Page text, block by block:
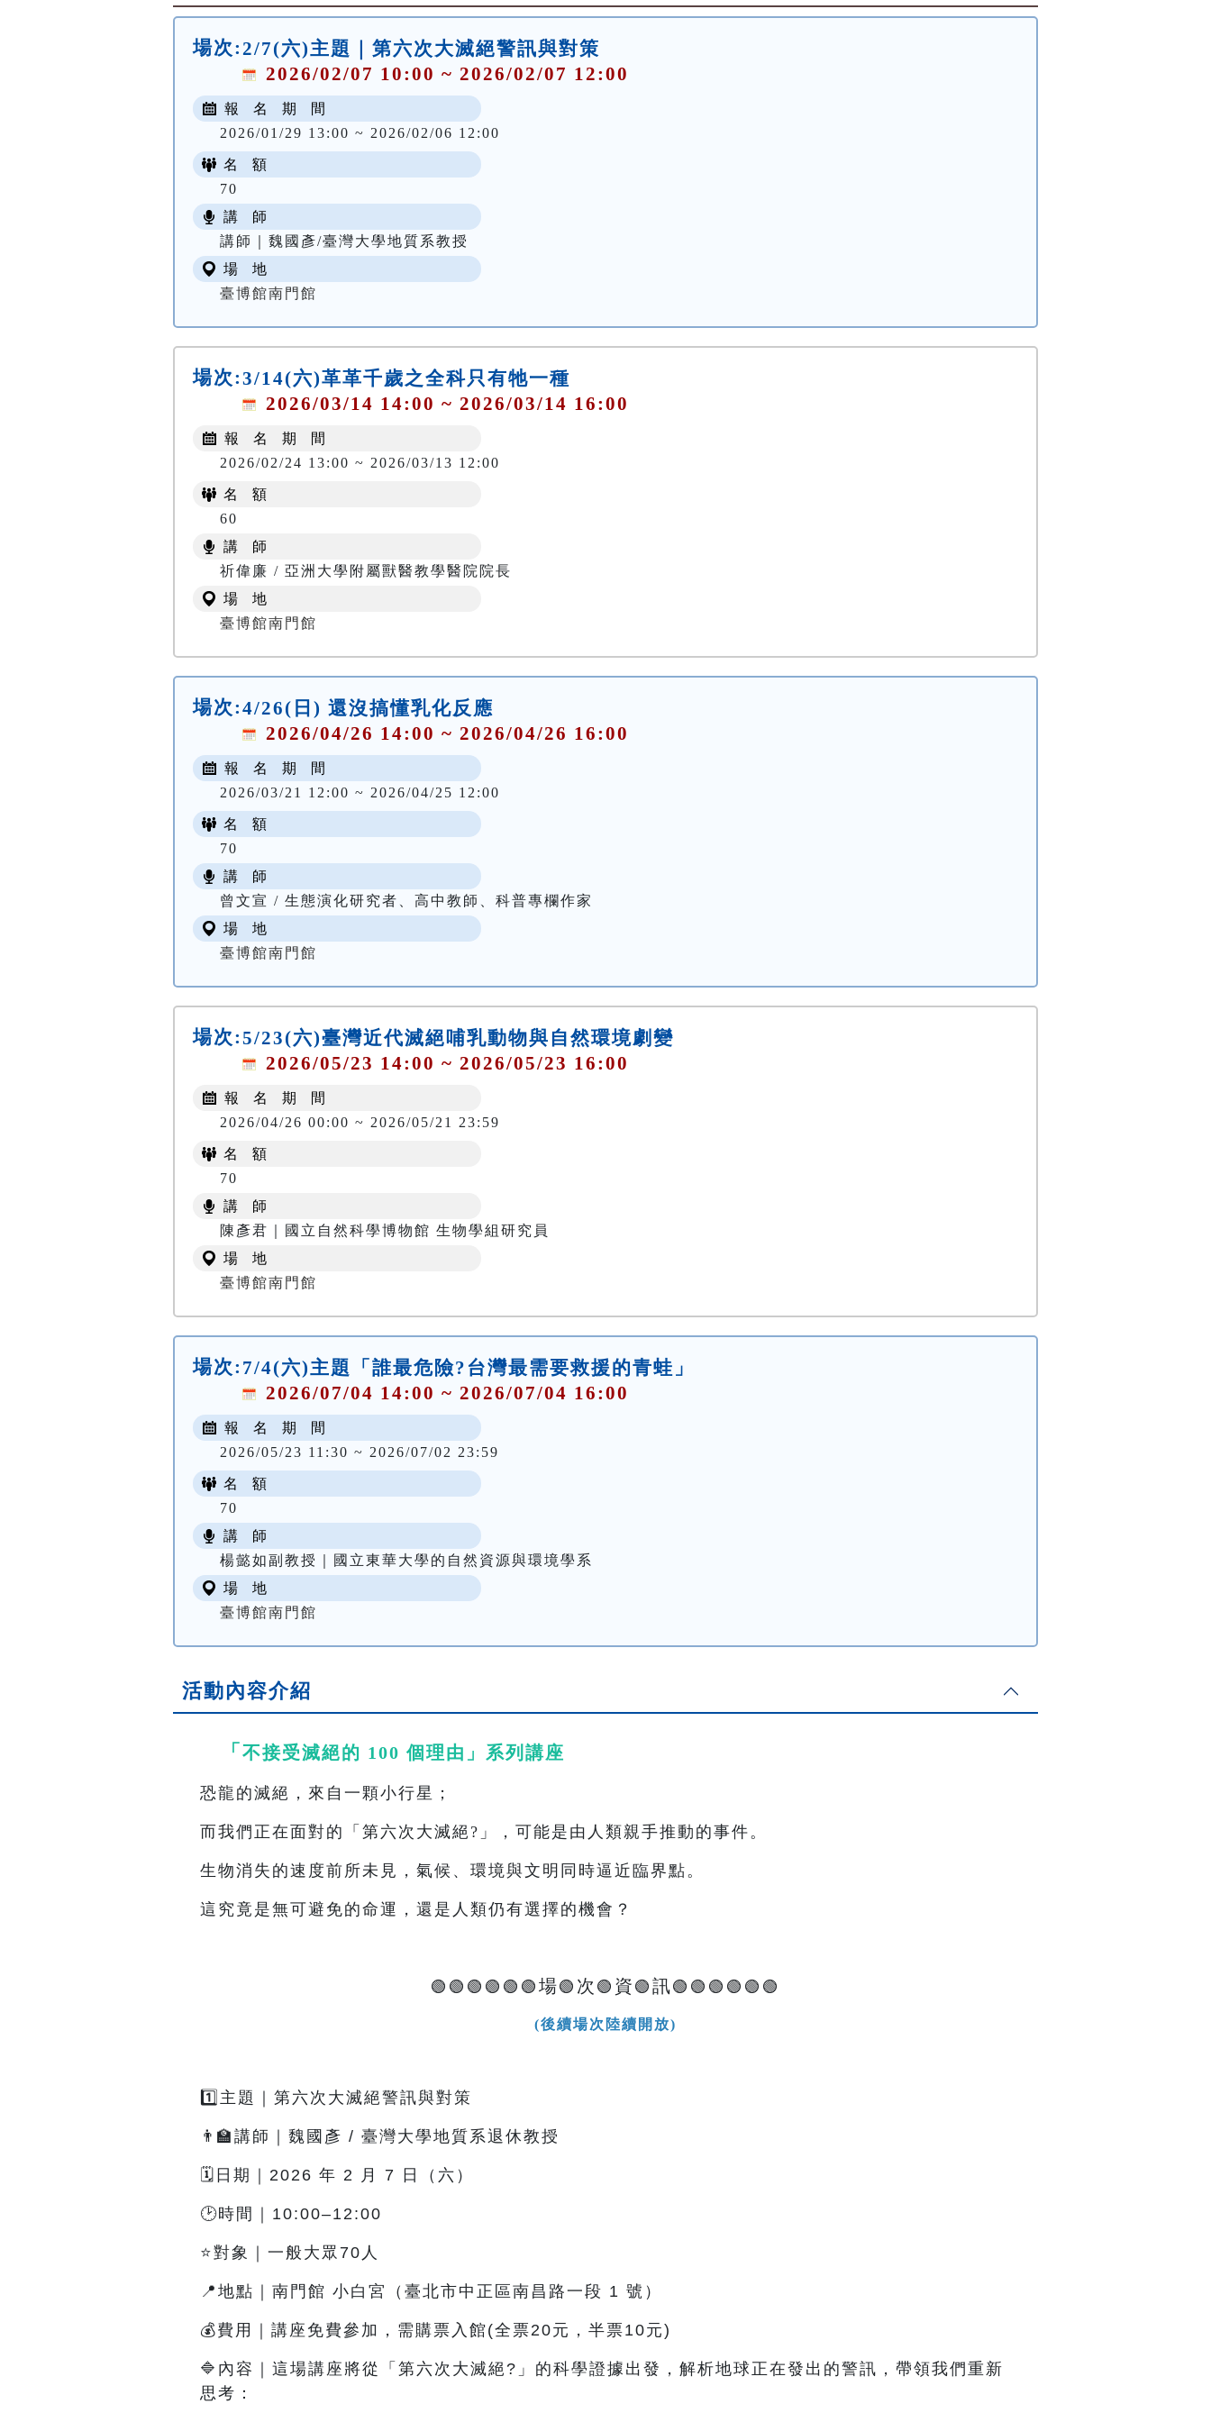
場次:2/7(六)主題｜第六次大滅絕警訊與對策
2026/02/07 10:00 ~ 2026/02/07 12:00
報 名 期 間
2026/01/29 13:00 ~ 2026/02/06 12:00
名 額
70
講 師
講師｜魏國彥/臺灣大學地質系教授
場 地
臺博館南門館
場次:3/14(六)革革千歲之全科只有牠一種
2026/03/14 14:00 ~ 2026/03/14 16:00
報 名 期 間
2026/02/24 13:00 ~ 2026/03/13 12:00
名 額
60
講 師
祈偉廉 / 亞洲大學附屬獸醫教學醫院院長
場 地
臺博館南門館
場次:4/26(日) 還沒搞懂乳化反應
2026/04/26 14:00 ~ 2026/04/26 16:00
報 名 期 間
2026/03/21 12:00 ~ 2026/04/25 12:00
名 額
70
講 師
曾文宣 / 生態演化研究者、高中教師、科普專欄作家
場 地
臺博館南門館
場次:5/23(六)臺灣近代滅絕哺乳動物與自然環境劇變
2026/05/23 14:00 ~ 2026/05/23 16:00
報 名 期 間
2026/04/26 00:00 ~ 2026/05/21 23:59
名 額
70
講 師
陳彥君｜國立自然科學博物館 生物學組研究員
場 地
臺博館南門館
場次: 7/4(六)主題「誰最危險?台灣最需要救援的青蛙」
2026/07/04 14:00 ~ 2026/07/04 16:00
報 名 期 間
2026/05/23 11:30 ~ 2026/07/02 23:59
名 額
70
講 師
楊懿如副教授｜國立東華大學的自然資源與環境學系
場 地
臺博館南門館
活動內容介紹
「 不接受滅絕的 100 個理由」系列講座
恐龍的滅絕，來自一顆小行星；
而我們正在面對的「第六次大滅絕?」，可能是由人類親手推動的事件。
生物消失的速度前所未見，氣候、環境與文明同時逼近臨界點。
這究竟是無可避免的命運，還是人類仍有選擇的機會？
🟢🟢🟢🟢🟢🟢 場🟢 次 🟢 資 🟢 訊🟢🟢🟢🟢🟢🟢
(後續場次陸續開放)
1️⃣主題｜第六次大滅絕警訊與對策
👨‍🏫講師｜魏國彥 / 臺灣大學地質系退休教授
🗓️日期｜2026 年 2 月 7 日（六）
🕑時間｜10:00–12:00
⭐對象｜一般大眾70人
📍地點｜南門館 小白宮（臺北市中正區南昌路一段 1 號）
💰費用｜講座免費參加，需購票入館(全票20元，半票10元)
🔷內容 ｜這場講座將從「第六次大滅絕?」的科學證據出發，解析地球正在發出的警訊，帶領我們重新
思考：